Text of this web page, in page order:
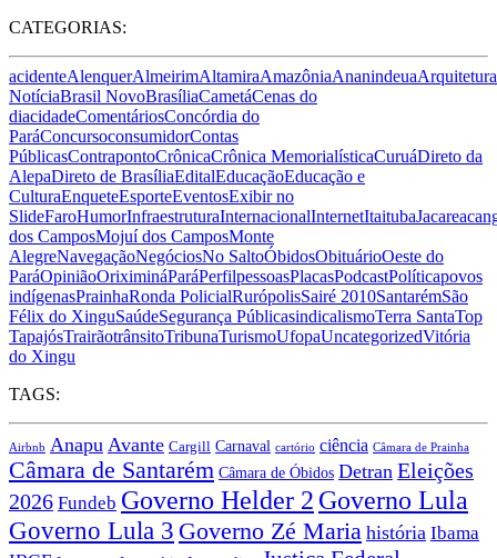
CATEGORIAS:
acidenteAlenquerAlmeirimAltamiraAmazôniaAnanindeuaArquitetura
NotíciaBrasil NovoBrasíliaCametáCenas do
diacidadeComentáriosConcórdia do
ParáConcursoconsumidorContas
PúblicasContrapontoCrônicaCrônica MemorialísticaCuruáDireto da
AlepaDireto de BrasíliaEditalEducaçãoEducação e
CulturaEnqueteEsporteEventosExibir no
SlideFaroHumorInfraestruturaInternacionalInternetItaituba
dos CamposMojuí dos CamposMonte
AlegreNavegaçãoNegóciosNo SaltoÓbidosObituárioOeste do
ParáOpiniãoOriximináParáPerfilpessoasPlacasPodcastPolíticapovos
indígenasPrainhaRonda PolicialRurópolisSairé 2010SantarémSão
Félix do XinguSaúdeSegurança PúblicasindicalismoTerra SantaTop
TapajósTrairãotrânsitoTribunaTurismoUfopaUncategorizedVitória
do Xingu
TAGS:
Airbnb Anapu Avante Cargill Carnaval cartório ciência Câmara de Prainha
Câmara de Santarém Câmara de Óbidos Detran Eleições
2026 Fundeb Governo Helder 2 Governo Lula
Governo Lula 3 Governo Zé Maria história Ibama